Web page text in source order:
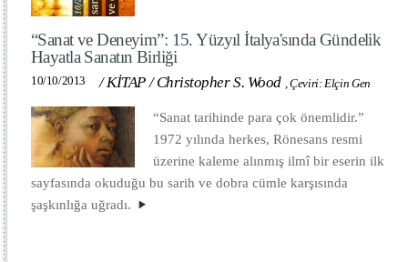
“Sanat ve Deneyim”: 15. Yüzyıl İtalya'sında Gündelik
Hayatla Sanatın Birliği
10/10/2013 /KİTAP /Christopher S. Wood ,Çeviri: Elçin Gen
“Sanat tarihinde para çok önemlidir.”
1972 yılında herkes, Rönesans resmi
üzerine kaleme alınmış ilmî bir eserin ilk
sayfasında okuduğu bu sarih ve dobra cümle karşısında
şaşkınlığa uğradı.